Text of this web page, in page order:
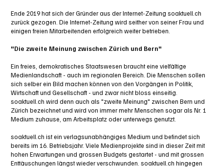
Ende 2019 hat sich der Gründer aus der Internet-Zeitung soaktuell.ch
zurück gezogen. Die Internet-Zeitung wird seither von seiner Frau und
einigen freien Mitarbeitenden erfolgreich weiter betrieben.
"Die zweite Meinung zwischen Zürich und Bern"
Ein freies, demokratisches Staatswesen braucht eine vielfältige
Medienlandschaft - auch im regionalen Bereich. Die Menschen sollen
sich selber ein Bild machen können von den Vorgängen in Politik,
Wirtschaft und Gesellschaft - und zwar nicht bloss einseitig.
soaktuell.ch wird denn auch als "zweite Meinung" zwischen Bern und
Zürich bezeichnet und wird von immer mehr Menschen sogar als Nr. 1
Medium zuhause, am Arbeitsplatz oder unterwegs genutzt.
soaktuell.ch ist ein verlagsunabhängiges Medium und befindet sich
bereits im 16. Betriebsjahr. Viele Medienprojekte sind in dieser Zeit mit
hohen Erwartungen und grossen Budgets gestartet - und mit grossen
Enttäuschungen längst wieder verschwunden. soaktuell.ch hingegen